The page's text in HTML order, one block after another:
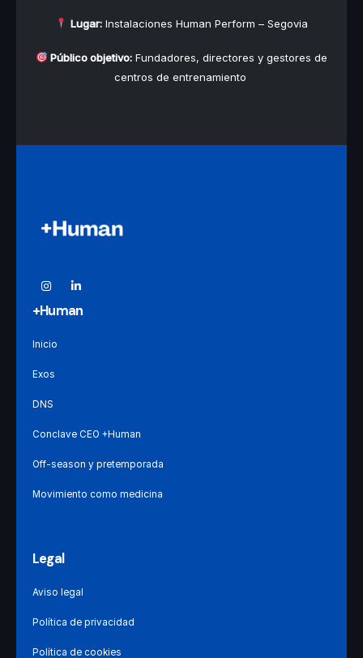
Lugar:Instalaciones Human Perform – Segovia
Público objetivo: Fundadores, directores y gestores de
centros de entrenamiento
+Human
Inicio
Exos
DNS
Conclave CEO +Human
Off-season y pretemporada
Movimiento como medicina
Legal
Aviso legal
Política de privacidad
Política de cookies